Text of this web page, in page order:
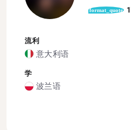
format_quote
流利
意大利语
学
波兰语